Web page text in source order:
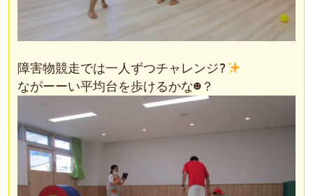
障害物競走では一人ずつチャレンジ?
ながーーい平均台を歩けるかな☻？